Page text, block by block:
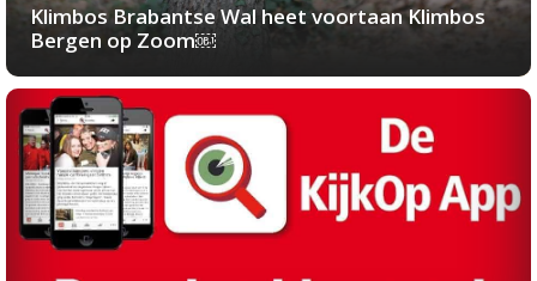
Klimbos Brabantse Wal heet voortaan Klimbos
Bergen op Zoom￼